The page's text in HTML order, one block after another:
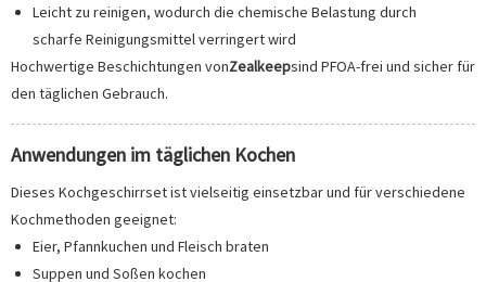
Leicht zu reinigen, wodurch die chemische Belastung durch
scharfe Reinigungsmittel verringert wird
Hochwertige Beschichtungen vonZealkeepsind PFOA-frei und sicher für
den täglichen Gebrauch.
Anwendungen im täglichen Kochen
Dieses Kochgeschirrset ist vielseitig einsetzbar und für verschiedene
Kochmethoden geeignet:
Eier, Pfannkuchen und Fleisch braten
Suppen und Soßen kochen